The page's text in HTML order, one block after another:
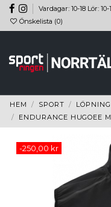
Vardagar: 10-18 Lör:
Önskelista (0)
HEM SPORT LÖPNING
ENDURANCE HUGOEE
-250,00 kr